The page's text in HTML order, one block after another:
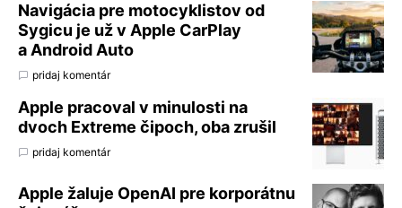
Navigácia pre motocyklistov od
Sygicu je už v Apple CarPlay
a Android Auto
pridaj komentár
Apple pracoval v minulosti na
dvoch Extreme čipoch, oba zrušil
pridaj komentár
Apple žaluje OpenAI pre korporátnu